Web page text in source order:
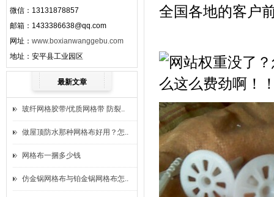
微信：13131878857
邮箱：1433386638@qq.com
网址： www.boxianwanggebu.com
地址：安平县工业园区
最新文章
玻纤网格胶带/优质网格带 防裂..
做屋顶防水那种网格布好用？怎..
网格布一捆多少钱
仿金锅网格布与铂金锅网格布怎..
全国各地的客户